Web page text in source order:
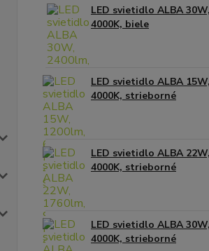
LED svietidlo ALBA
4000K, biele
LED svietidlo ALBA
4000K, strieborné
LED svietidlo ALBA
4000K, strieborné
LED svietidlo ALBA
4000K, strieborné